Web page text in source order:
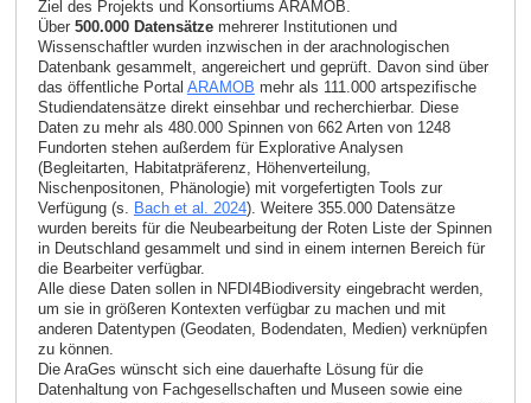
Ziel des Projekts und Konsortiums ARAMOB.
Über 500.000 Datensätzemehrerer Institutionen und
Wissenschaftler wurden inzwischen in der arachnologischen
Datenbank gesammelt, angereichert und geprüft. Davon sind über
das öffentliche Portal ARAMOB mehr als 111.000 artspezifische
Studiendatensätze direkt einsehbar und recherchierbar. Diese
Daten zu mehr als 480.000 Spinnen von 662 Arten von 1248
Fundorten stehen außerdem für Explorative Analysen
(Begleitarten, Habitatpräferenz, Höhenverteilung,
Nischenpositonen, Phänologie) mit vorgefertigten Tools zur
Verfügung (s. Bach et al. 2024). Weitere 355.000 Datensätze
wurden bereits für die Neubearbeitung der Roten Liste der Spinnen
in Deutschland gesammelt und sind in einem internen Bereich für
die Bearbeiter verfügbar.
Alle diese Daten sollen in NFDI4Biodiversity eingebracht werden,
um sie in größeren Kontexten verfügbar zu machen und mit
anderen Datentypen (Geodaten, Bodendaten, Medien) verknüpfen
zu können.
Die AraGes wünscht sich eine dauerhafte Lösung für die
Datenhaltung von Fachgesellschaften und Museen sowie eine